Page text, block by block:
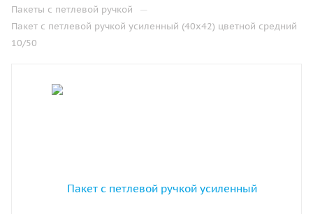
Пакеты с петлевой ручкой —
Пакет с петлевой ручкой усиленный (40х42) цветной средний
10/50